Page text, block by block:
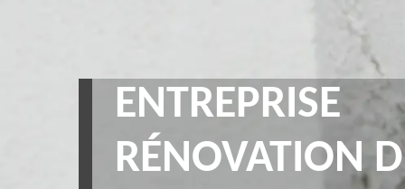
ENTREPRISE
RÉNOVATION